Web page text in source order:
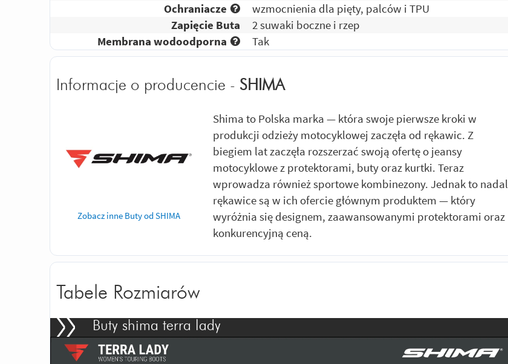
Ochraniacze
wzmocnienia dla pięty, palców i TPU
Zapięcie Buta
2 suwaki boczne i rzep
Membrana wodoodporna
Tak
Informacje o producencie - SHIMA
Zobacz inne Buty od SHIMA
Shima to Polska marka — która swoje pierwsze kroki w
produkcji odzieży motocyklowej zaczęła od rękawic. Z
biegiem lat zaczęła rozszerzać swoją ofertę o jeansy
motocyklowe z protektorami, buty oraz kurtki. Teraz
wprowadza również sportowe kombinezony. Jednak to nadal
rękawice są w ich ofercie głównym produktem — który
wyróżnia się designem, zaawansowanymi protektorami oraz
konkurencyjną ceną.
Tabele Rozmiarów
Buty shima terra lady